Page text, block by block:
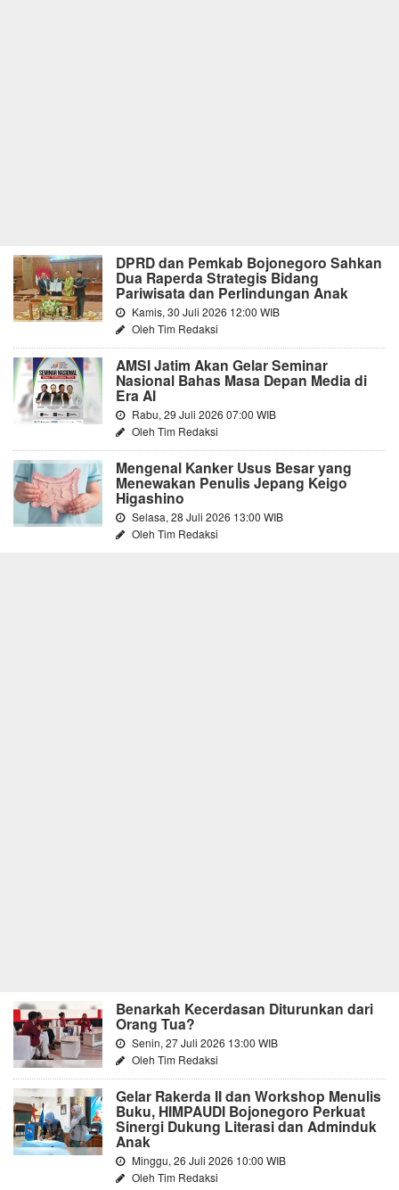
DPRD dan Pemkab Bojonegoro Sahkan
Dua Raperda Strategis Bidang
Pariwisata dan Perlindungan Anak
Kamis, 30 Juli 2026 12:00 WIB
Oleh Tim Redaksi
AMSI Jatim Akan Gelar Seminar
Nasional Bahas Masa Depan Media di
Era AI
Rabu, 29 Juli 2026 07:00 WIB
Oleh Tim Redaksi
Mengenal Kanker Usus Besar yang
Menewakan Penulis Jepang Keigo
Higashino
Selasa, 28 Juli 2026 13:00 WIB
Oleh Tim Redaksi
Benarkah Kecerdasan Diturunkan dari
Orang Tua?
Senin, 27 Juli 2026 13:00 WIB
Oleh Tim Redaksi
Gelar Rakerda II dan Workshop Menulis
Buku, HIMPAUDI Bojonegoro Perkuat
Sinergi Dukung Literasi dan Adminduk
Anak
Minggu, 26 Juli 2026 10:00 WIB
Oleh Tim Redaksi